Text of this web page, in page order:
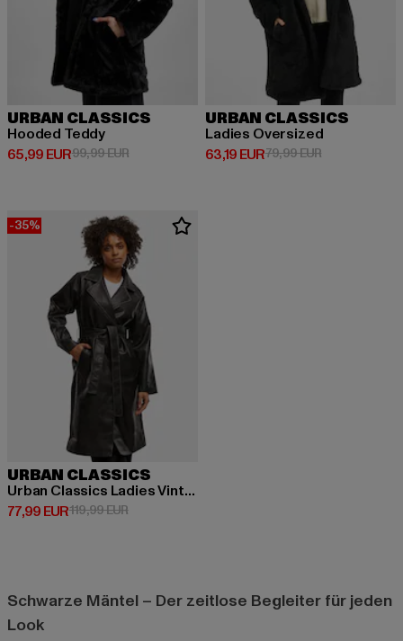
URBAN CLASSICS
Hooded Teddy
65,99 EUR
Derzeitiger Preis: 65,99 EUR
99,99 EURAktionspreis: 99,99 EUR
URBAN CLASSICS
Ladies Oversized
63,19 EUR
Derzeitiger Preis: 63,19 EUR
79,99 EURAktionspreis:
-35%
URBAN CLASSICS
Urban Classics Ladies Vintage Leather Trenchcoat
77,99 EUR
Derzeitiger Preis: 77,99 EUR
119,99 EURAktionspreis: 119,99 EUR
Schwarze Mäntel – Der zeitlose Begleiter für jeden
Look